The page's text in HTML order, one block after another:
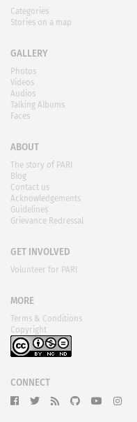
Categories
Stories on a map
GALLERY
Photos
Videos
Audios
Talking Albums
Faces
ABOUT
The story of PARI
Blog
Contact us
Acknowledgements
Guidelines
Grievance Redressal
GET INVOLVED
Volunteer for PARI
MORE
Terms & Conditions
Copyright
CONNECT